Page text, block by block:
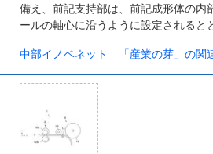
備え、前記支持部は、前記成形体の内
ールの軸心に沿うように設定されると
中部イノベネット 「産業の芽」の関